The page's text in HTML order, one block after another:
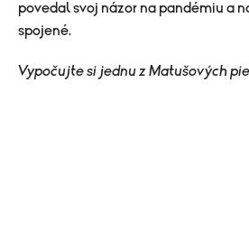
povedal svoj názor na pandémiu a
spojené.
Vypočujte si jednu z Matušových